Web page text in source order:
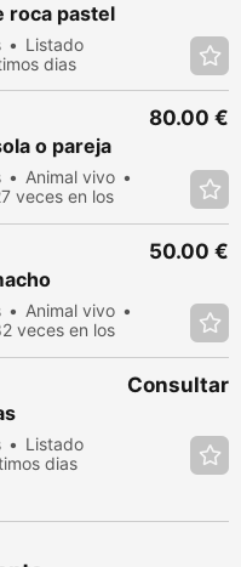
roca pastel
Listado
dias
o pareja
Animal vivo
veces en los
80.00 €
Animal vivo
veces en los
50.00 €
Listado
dias
Consultar